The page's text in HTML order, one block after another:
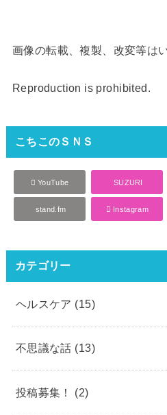
画像の転載、複製、改変等は
Reproduction is prohibited.
こちこのＳＮＳ
YouTube SUZURI
stand.fm Instagram
カテゴリー
ヘルスケア (15)
不思議な話 (13)
投稿募集！ (2)